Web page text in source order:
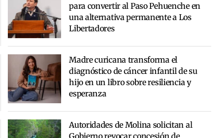
para convertir al Paso Pehuenche en
una alternativa permanente a Los
Libertadores
Madre curicana transforma el
diagnóstico de cáncer infantil de su
hijo en un libro sobre resiliencia y
esperanza
Autoridades de Molina solicitan al
Gobierno revocar concesión de